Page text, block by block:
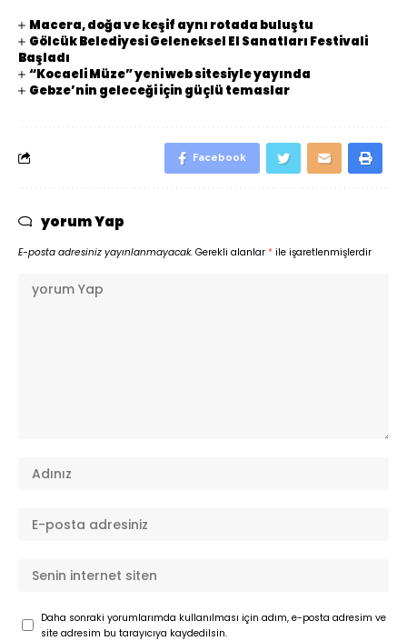
Macera, doğa ve keşif aynı rotada buluştu
Gölcük Belediyesi Geleneksel El Sanatları Festivali
Başladı
“Kocaeli Müze” yeni web sitesiyle yayında
Gebze’nin geleceği için güçlü temaslar
Facebook
yorum Yap
E-posta adresiniz yayınlanmayacak. Gerekli alanlar * ile işaretlenmişlerdir
Daha sonraki yorumlarımda kullanılması için adım, e-posta adresim ve
site adresim bu tarayıcıya kaydedilsin.